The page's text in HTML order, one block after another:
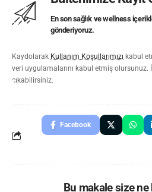
En son sağlık ve wellness
gönderiyoruz.
Kaydolarak Kullanım Koşullarımızı kabul
veri uygulamalarını kabul etmiş
çıkabilirsiniz.
Facebook
Bu makale size